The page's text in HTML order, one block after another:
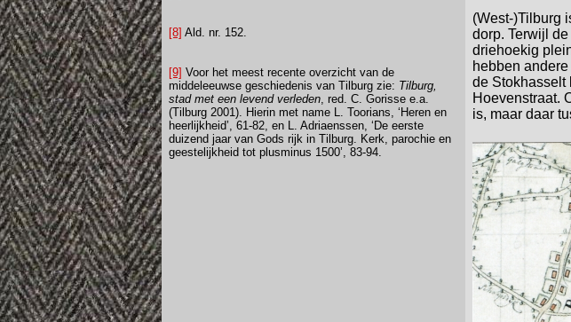
[8] Ald. nr. 152.
[9] Voor het meest recente overzicht van de
middeleeuwse geschiedenis van Tilburg zie: Tilburg,
stad met een levend verleden, red. C. Gorisse e.a.
(Tilburg 2001). Hierin met name L. Toorians, ‘Heren en
heerlijkheid’, 61-82, en L. Adriaenssen, ‘De eerste
duizend jaar van Gods rijk in Tilburg. Kerk, parochie en
geestelijkheid tot plusminus 1500’, 83-94.
(West-)Tilburg
dorp. Terwijl
driehoekig
hebben
de Stokhasselt
Hoevenstraat.
is, maar daar